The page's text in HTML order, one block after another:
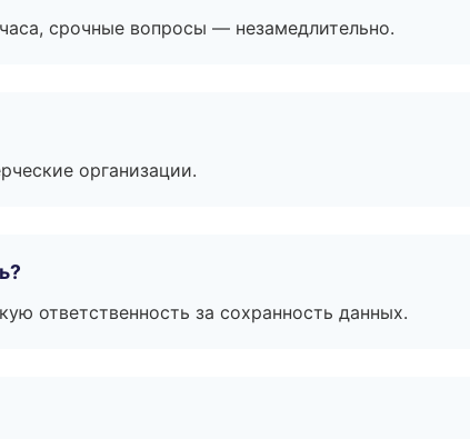
срочные вопросы — незамедлительно.
организации.
ответственность за сохранность данных.